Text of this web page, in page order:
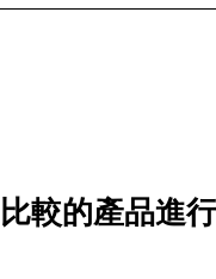
較的產品進